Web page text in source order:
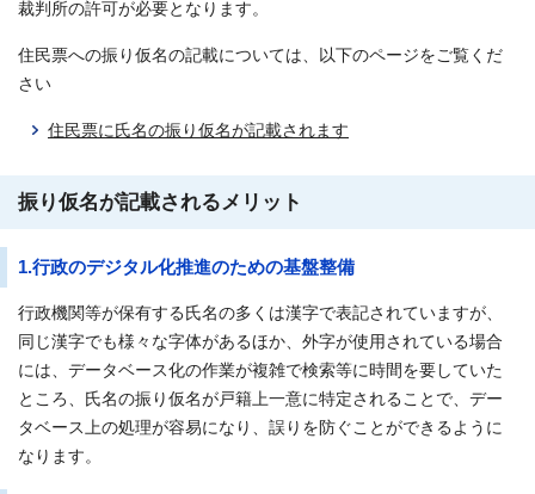
裁判所の許可が必要となります。
住民票への振り仮名の記載については、以下のページをご覧くだ
さい
住民票に氏名の振り仮名が記載されます
振り仮名が記載されるメリット
1.行政のデジタル化推進のための基盤整備
行政機関等が保有する氏名の多くは漢字で表記されていますが、
同じ漢字でも様々な字体があるほか、外字が使用されている場合
には、データベース化の作業が複雑で検索等に時間を要していた
ところ、氏名の振り仮名が戸籍上一意に特定されることで、デー
タベース上の処理が容易になり、誤りを防ぐことができるように
なります。